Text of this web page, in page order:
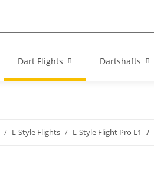
Dart Flights Dartshafts
L-Style Flights L-Style Flight Pro L1